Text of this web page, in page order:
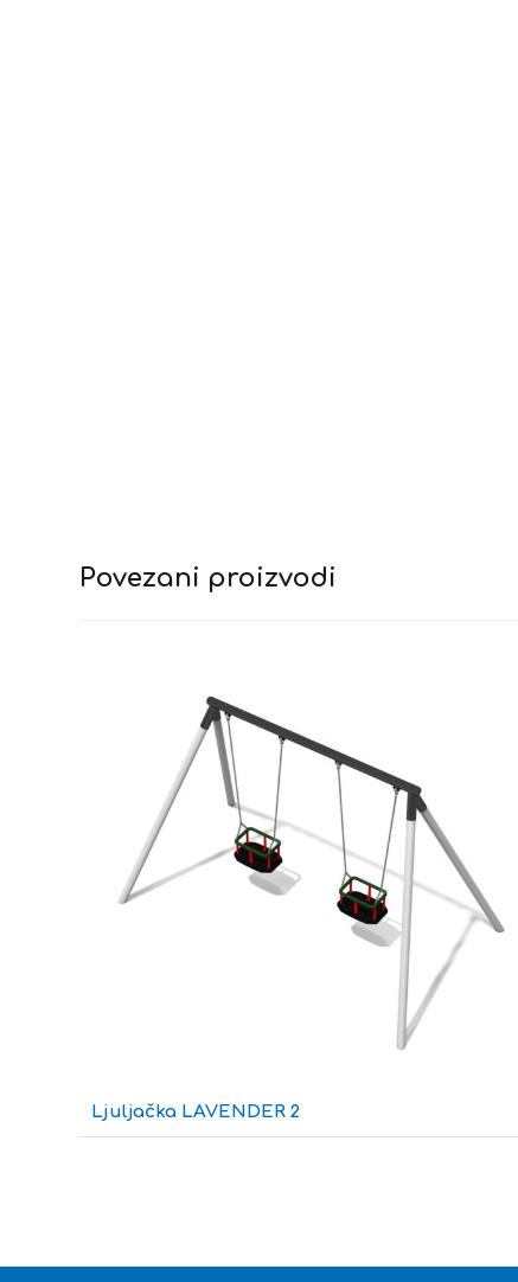
Povezani proizvodi
Ljuljačka LAVENDER 2